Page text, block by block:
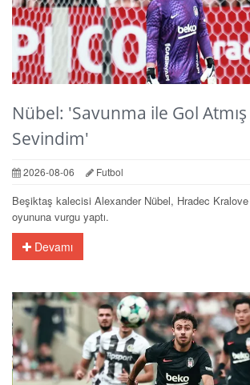
Nübel: 'Savunma ile Gol
Sevindim'
2026-08-06 Futbol
Beşiktaş kalecisi Alexander Nübel, Hradec Kralove
oyununa vurgu yaptı.
Devamı